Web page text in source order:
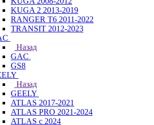
KUGA 2 2013-2019
RANGER T6 2011-2022
TRANSIT 2012-2023
Назад
GAC
GS8
Назад
GEELY
ATLAS 2017-2021
ATLAS PRO 2021-2024
ATLAS с 2024